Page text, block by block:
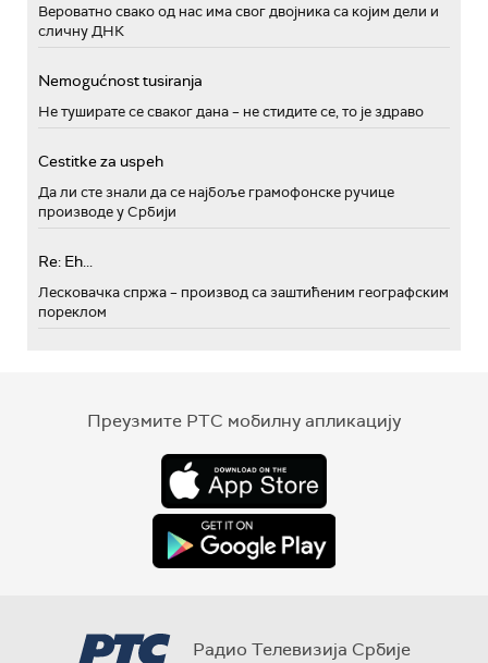
Вероватно свако од нас има свог двојника са којим дели и
сличну ДНК
Nemogućnost tusiranja
Не туширате се сваког дана – не стидите се, то је здраво
Cestitke za uspeh
Да ли сте знали да се најбоље грамофонске ручице
производе у Србији
Re: Eh...
Лесковачка спржа – производ са заштићеним географским
пореклом
Преузмите РТС мобилну апликацију
Радио Телевизија Србије